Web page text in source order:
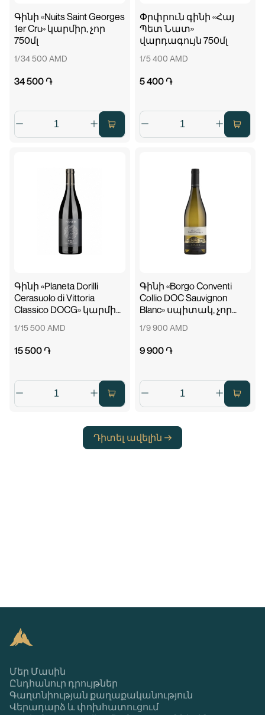
Գինի «Nuits Saint Georges
1er Cru» կարմիր, չոր
750մլ
1/34 500 AMD
34 500 ֏
Փրփրուն գինի «Հայ
Պետ Նատ»
վարդագույն 750մլ
1/5 400 AMD
5 400 ֏
Գինի «Planeta Dorilli
Cerasuolo di Vittoria
Classico DOCG» կարմիր,
1/15 500 AMD
15 500 ֏
Գինի «Borgo Conventi
Collio DOC Sauvignon
Blanc» սպիտակ, չոր
1/9 900 AMD
9 900 ֏
Դիտել ավելին
Մեր Մասին
Ընդհանուր դրույթներ
Գաղտնիության քաղաքականություն
Վերադարձ և փոխհատուցում